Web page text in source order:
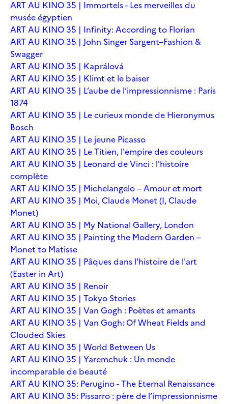
ART AU KINO 35 | Immortels - Les merveilles du
musée égyptien
ART AU KINO 35 | Infinity: According to Florian
ART AU KINO 35 | John Singer Sargent–Fashion &
Swagger
ART AU KINO 35 | Kaprálová
ART AU KINO 35 | Klimt et le baiser
ART AU KINO 35 | L’aube de l’impressionnisme : Paris
1874
ART AU KINO 35 | Le curieux monde de Hieronymus
Bosch
ART AU KINO 35 | Le jeune Picasso
ART AU KINO 35 | Le Titien, l'empire des couleurs
ART AU KINO 35 | Leonard de Vinci : l'histoire
complète
ART AU KINO 35 | Michelangelo – Amour et mort
ART AU KINO 35 | Moi, Claude Monet (I, Claude
Monet)
ART AU KINO 35 | My National Gallery, London
ART AU KINO 35 | Painting the Modern Garden –
Monet to Matisse
ART AU KINO 35 | Pâques dans l'histoire de l'art
(Easter in Art)
ART AU KINO 35 | Renoir
ART AU KINO 35 | Tokyo Stories
ART AU KINO 35 | Van Gogh : Poètes et amants
ART AU KINO 35 | Van Gogh: Of Wheat Fields and
Clouded Skies
ART AU KINO 35 | World Between Us
ART AU KINO 35 | Yaremchuk : Un monde
incomparable de beauté
ART AU KINO 35: Perugino - The Eternal Renaissance
ART AU KINO 35: Pissarro : père de l’impressionnisme